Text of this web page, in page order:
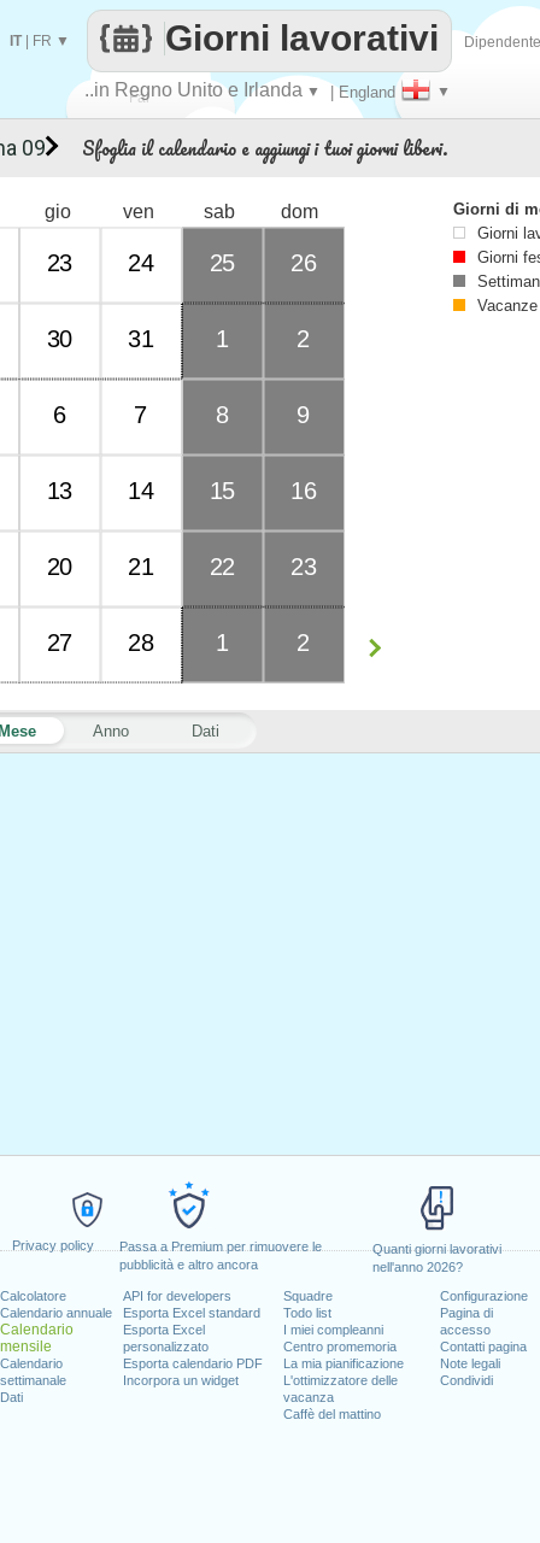
Privacy policy
Passa a Premium per rimuovere le
pubblicità e altro ancora
Quanti giorni lavorativi
nell'anno 2026?
Calcolatore
Calendario annuale
Calendario
mensile
Calendario
settimanale
Dati
API for developers
Esporta Excel standard
Esporta Excel
personalizzato
Esporta calendario PDF
Incorpora un widget
Squadre
Todo list
I miei compleanni
Centro promemoria
La mia pianificazione
L'ottimizzatore delle
vacanza
Caffè del mattino
Configurazione
Pagina di
accesso
Contatti pagina
Note legali
Condividi
Fai
..in Regno Unito e Irlanda ▼ | England ▼
Giorni lavorativi
IT| FR ▼
Sfoglia il calendario e aggiungi i tuoi giorni liberi.
Anno Dati
gio ven sab dom
23 24 25 26
30 31 1 2
6 7 8 9
13 14 15 16
20 21 22 23
27 28 1 2
09
Giorni di
Giorni
Giorni
Vacanze